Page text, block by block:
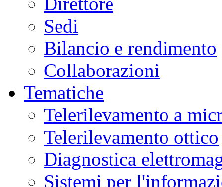
Sedi
Bilancio e rendimento
Collaborazioni
Tematiche
Telerilevamento a
Telerilevamento ottico
Diagnostica
Sistemi per